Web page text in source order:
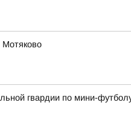
Мотяково
гвардии по мини-